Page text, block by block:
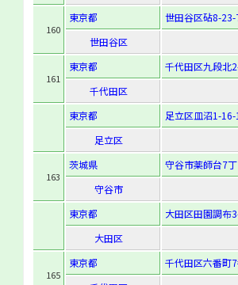
160
東京都
世田谷区砧8-23-
世田谷区
161
東京都
千代田区九段北
千代田区
東京都
足立区皿沼1-
足立区
163
茨城県
守谷市薬師台7
守谷市
東京都
大田区田園調布
大田区
165
東京都
千代田区六番町